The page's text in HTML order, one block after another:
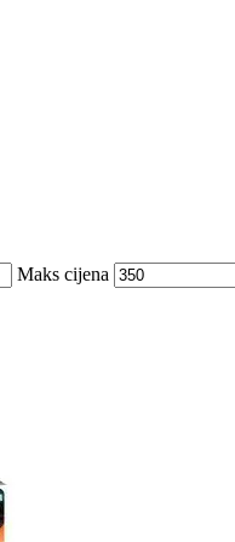
Maks cijena